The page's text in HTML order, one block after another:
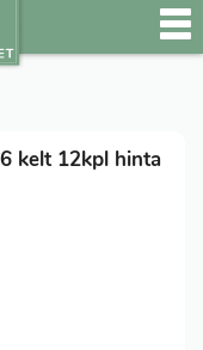
kelt 12kpl hinta